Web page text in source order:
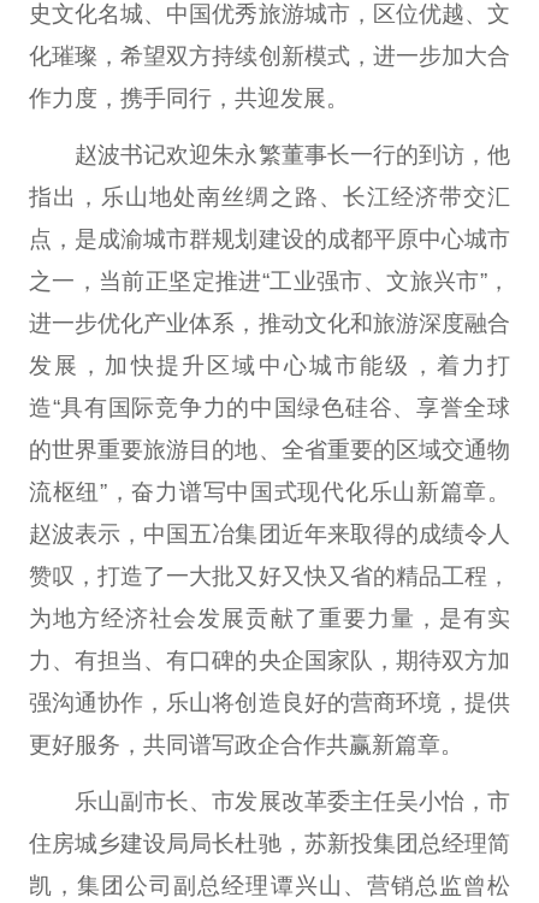
史文化名城、中国优秀旅游城市，区位优越、文
化璀璨，希望双方持续创新模式，进一步加大合
作力度，携手同行，共迎发展。
赵波书记欢迎朱永繁董事长一行的到访，他
指出，乐山地处南丝绸之路、长江经济带交汇
点，是成渝城市群规划建设的成都平原中心城市
之一，当前正坚定推进“工业强市、文旅兴市”，
进一步优化产业体系，推动文化和旅游深度融合
发展，加快提升区域中心城市能级，着力打
造“具有国际竞争力的中国绿色硅谷、享誉全球
的世界重要旅游目的地、全省重要的区域交通物
流枢纽”，奋力谱写中国式现代化乐山新篇章。
赵波表示，中国五冶集团近年来取得的成绩令人
赞叹，打造了一大批又好又快又省的精品工程，
为地方经济社会发展贡献了重要力量，是有实
力、有担当、有口碑的央企国家队，期待双方加
强沟通协作，乐山将创造良好的营商环境，提供
更好服务，共同谱写政企合作共赢新篇章。
乐山副市长、市发展改革委主任吴小怡，市
住房城乡建设局局长杜驰，苏新投集团总经理简
凯，集团公司副总经理谭兴山、营销总监曾松